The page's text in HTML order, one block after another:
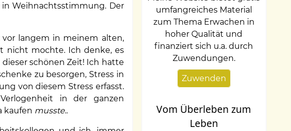
Weihnachtsstimmung. Der
langem in meinem alten,
nicht mochte. Ich denke, es
schönen Zeit! Ich hatte
zu besorgen, Stress in
von diesem Stress erfasst.
in der ganzen
kaufen musste..
umfangreiches Material
zum Thema Erwachen in
hoher Qualität und
finanziert sich u.a. durch
Zuwendungen.
Zuwenden
Vom Überleben zum
Leben